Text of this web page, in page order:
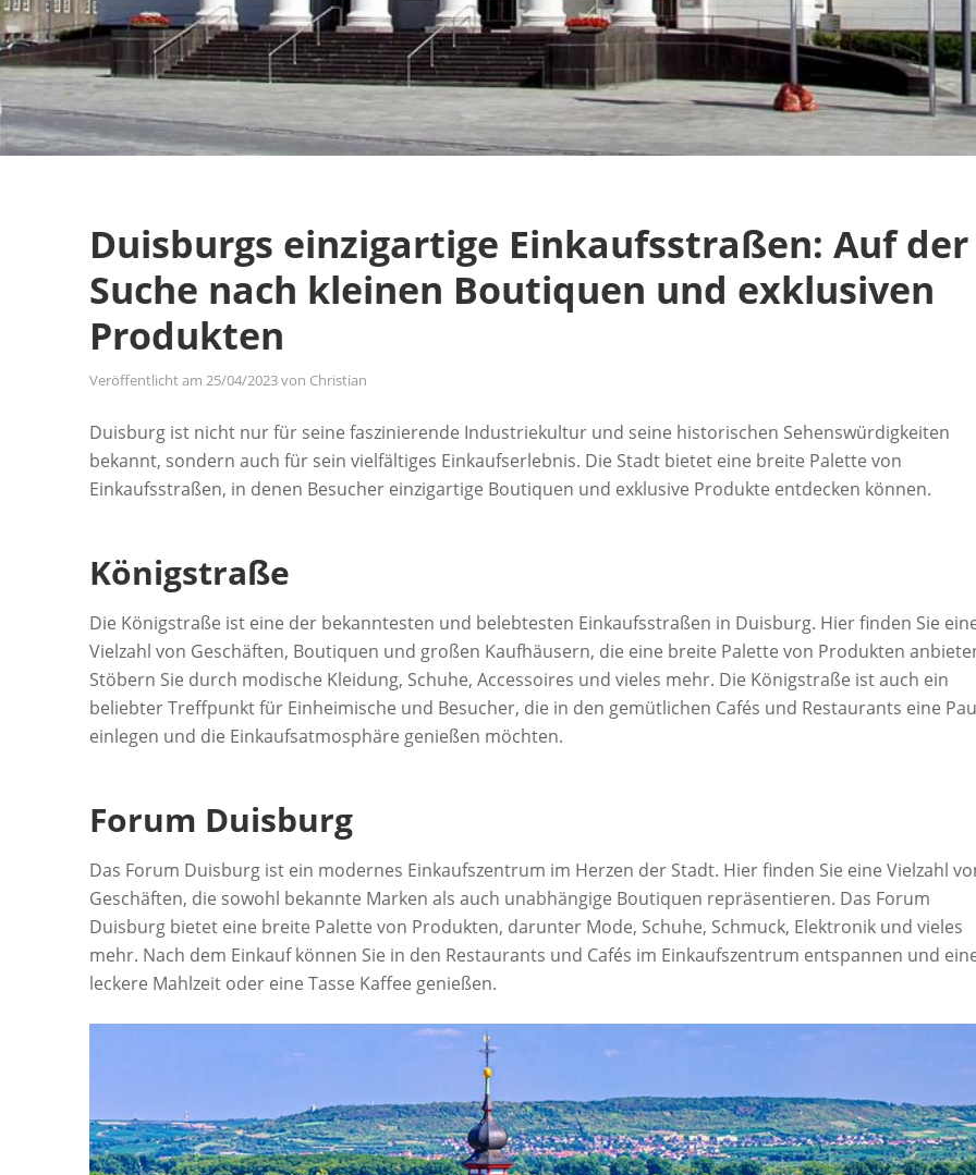
Duisburgs einzigartige Einkaufsstraßen: Auf der
Suche nach kleinen Boutiquen und exklusiven
Produkten
Veröffentlicht am 25/04/2023von Christian
Duisburg ist nicht nur für seine faszinierende Industriekultur und seine historischen Sehenswürdigkeiten
bekannt, sondern auch für sein vielfältiges Einkaufserlebnis. Die Stadt bietet eine breite Palette von
Einkaufsstraßen, in denen Besucher einzigartige Boutiquen und exklusive Produkte entdecken können.
Königstraße
Die Königstraße ist eine der bekanntesten und belebtesten Einkaufsstraßen in Duisburg. Hier finden Sie
Vielzahl von Geschäften, Boutiquen und großen Kaufhäusern, die eine breite Palette von Produkten
Stöbern Sie durch modische Kleidung, Schuhe, Accessoires und vieles mehr. Die Königstraße ist auch ein
beliebter Treffpunkt für Einheimische und Besucher, die in den gemütlichen Cafés und Restaurants eine
einlegen und die Einkaufsatmosphäre genießen möchten.
Forum Duisburg
Das Forum Duisburg ist ein modernes Einkaufszentrum im Herzen der Stadt. Hier finden Sie eine Vielzahl
Geschäften, die sowohl bekannte Marken als auch unabhängige Boutiquen repräsentieren. Das Forum
Duisburg bietet eine breite Palette von Produkten, darunter Mode, Schuhe, Schmuck, Elektronik und vieles
mehr. Nach dem Einkauf können Sie in den Restaurants und Cafés im Einkaufszentrum entspannen und
leckere Mahlzeit oder eine Tasse Kaffee genießen.